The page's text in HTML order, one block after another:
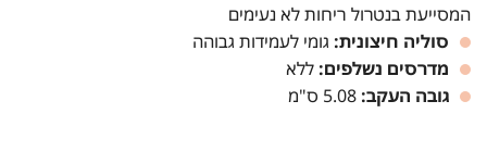
המסייעת בנטרול ריחות לא נעימים
סוליה חיצונית: גומי לעמידות גבוהה
מדרסים נשלפים: ללא
גובה העקב: